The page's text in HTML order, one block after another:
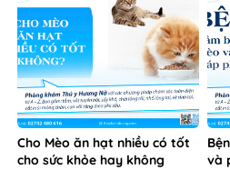
Cho Mèo ăn hạt nhiều có tốt
cho sức khỏe hay không
và